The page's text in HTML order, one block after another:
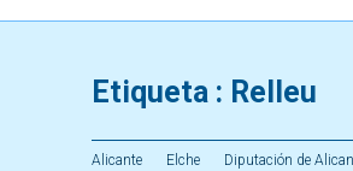
Etiqueta : Relleu
Alicante Elche Diputación de